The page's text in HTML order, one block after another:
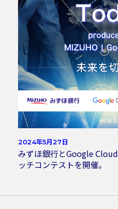
2024年5月27日
みずほ銀行とGoogle
ッチコンテストを開催。